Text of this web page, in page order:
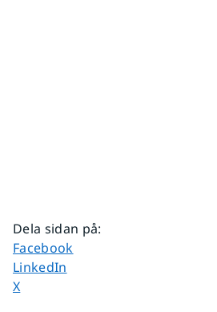
Dela sidan på:
Dela sidan på
Facebook
Dela sidan på
LinkedIn
Dela sidan på
X